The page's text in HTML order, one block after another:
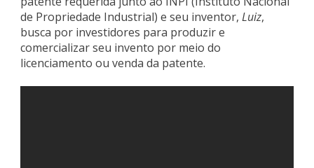
de Propriedade Industrial) e seu inventor, Luiz,
busca por investidores para produzir e
comercializar seu invento por meio do
licenciamento ou venda da patente.